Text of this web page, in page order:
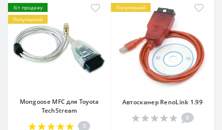
Хіт продажу
Популярний
Mongoose MFC для Toyota
TechStream
3
Популярний
Автосканер RenoLink 1.99
0